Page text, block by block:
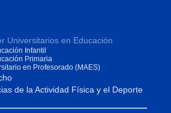
Universitarios en Educación
Infantil
Primaria
en Profesorado (MAES)
de la Actividad Física y el Deporte